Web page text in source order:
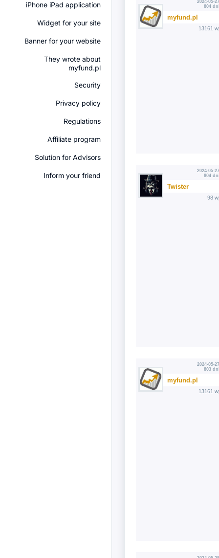
iPhone iPad application
Widget for your site
Banner for your website
They wrote about
myfund.pl
Security
Privacy policy
Regulations
Affiliate program
Solution for Advisors
Inform your friend
2024-05-
804
myfund.pl
13161
2024-05-
804
Twister
98
2024-05-
803
myfund.pl
13161